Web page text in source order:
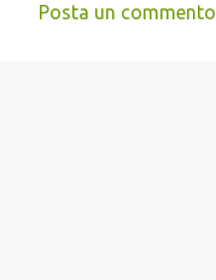
Posta un commento